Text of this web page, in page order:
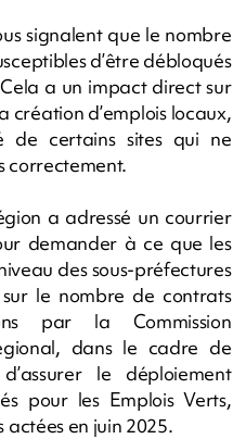
signalent que le nombre
d’être débloqués
a un impact direct sur
création d’emplois locaux,
de certains sites qui ne
correctement.
a adressé un courrier
demander à ce que les
des sous-préfectures
le nombre de contrats
par la Commission
dans le cadre de
le déploiement
pour les Emplois Verts,
en juin 2025.